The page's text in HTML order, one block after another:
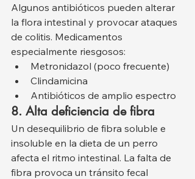
Algunos antibióticos pueden alterar
la flora intestinal y provocar ataques
de colitis. Medicamentos
especialmente riesgosos:
Metronidazol (poco frecuente)
Clindamicina
Antibióticos de amplio espectro
8. Alta deficiencia de fibra
Un desequilibrio de fibra soluble e
insoluble en la dieta de un perro
afecta el ritmo intestinal. La falta de
fibra provoca un tránsito fecal